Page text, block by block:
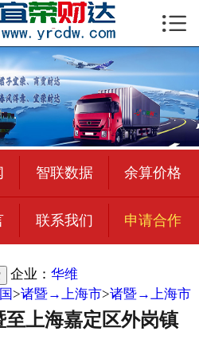
 首页
公司简介
物流新闻
绍兴至全国
合作加盟
宜荣智联
在线留言

智联数据 余算价格
联系我们 申请合作
企业： 华维
>诸暨→上海市>诸暨→上海市
至上海嘉定区外岗镇